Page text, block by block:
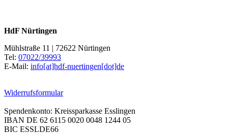
HdF Nürtingen
Mühlstraße 11 | 72622 Nürtingen
Tel: 07022/39993
E-Mail: info[at]hdf-nuertingen[dot]de
Widerrufsformular
Spendenkonto: Kreissparkasse Esslingen
IBAN DE 62 6115 0020 0048 1244 05
BIC ESSLDE66